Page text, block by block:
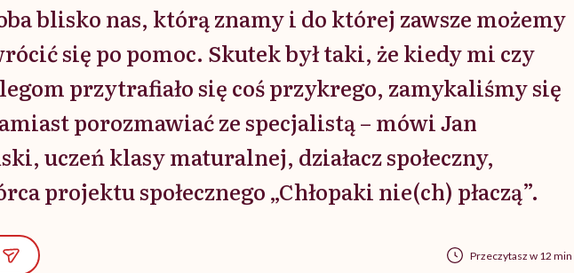
blisko nas, którą znamy i do której zawsze możemy
się po pomoc. Skutek był taki, że kiedy mi czy
przytrafiało się coś przykrego, zamykaliśmy się
porozmawiać ze specjalistą – mówi Jan
uczeń klasy maturalnej, działacz społeczny,
projektu społecznego „Chłopaki nie(ch) płaczą”.
Przeczytasz w 12 min